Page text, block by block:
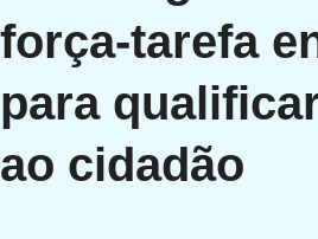
força-tarefa
para
ao cidadão